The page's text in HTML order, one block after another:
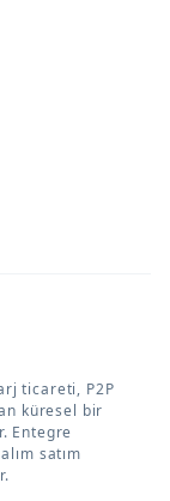
ticareti, P2P
küresel bir
Entegre
satım